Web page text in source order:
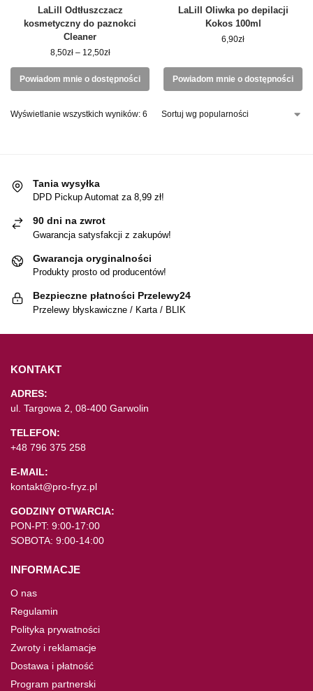
LaLill Odtłuszczacz
kosmetyczny do paznokci
Cleaner
8,50zł – 12,50zł
Powiadom mnie o dostępności
LaLill Oliwka po depilacji
Kokos 100ml
6,90zł
Powiadom mnie o dostępności
Wyświetlanie wszystkich wyników: 6
Tania wysyłka
DPD Pickup Automat za 8,99 zł!
90 dni na zwrot
Gwarancja satysfakcji z zakupów!
Gwarancja oryginalności
Produkty prosto od producentów!
Bezpieczne płatności Przelewy24
Przelewy błyskawiczne / Karta / BLIK
KONTAKT
ADRES:
ul. Targowa 2, 08-400 Garwolin
TELEFON:
+48 796 375 258
E-MAIL:
kontakt@pro-fryz.pl
GODZINY OTWARCIA:
PON-PT: 9:00-17:00
SOBOTA: 9:00-14:00
INFORMACJE
O nas
Regulamin
Polityka prywatności
Zwroty i reklamacje
Dostawa i płatność
Program partnerski